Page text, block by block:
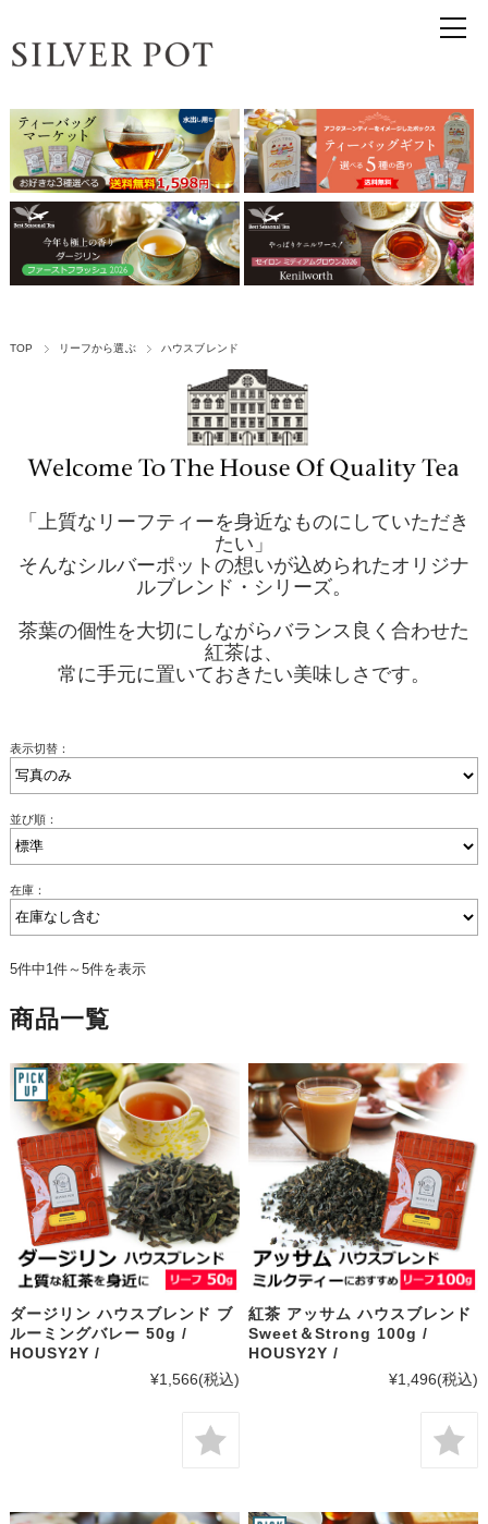
TOP リーフから選ぶ ハウスブレンド
「上質なリーフティーを身近なものにしていただき
たい」
そんなシルバーポットの想いが込められたオリジナ
ルブレンド・シリーズ。
茶葉の個性を大切にしながらバランス良く合わせた
紅茶は、
常に手元に置いておきたい美味しさです。
表示切替：
並び順：
在庫：
5件中1件～5件を表示
商品一覧
ダージリン ハウスブレンド ブ
ルーミングバレー 50g /
HOUSY2Y /
¥1,566(税込)
紅茶 アッサム ハウスブレンド
Sweet＆Strong 100g /
HOUSY2Y /
¥1,496(税込)